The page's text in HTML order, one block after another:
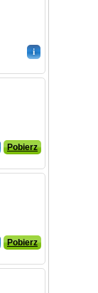
i
Pobierz
Pobierz